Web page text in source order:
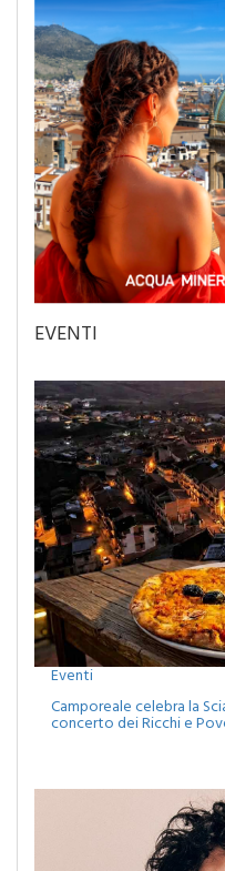
EVENTI
Eventi
Camporeale celebra la
concerto dei Ricchi e